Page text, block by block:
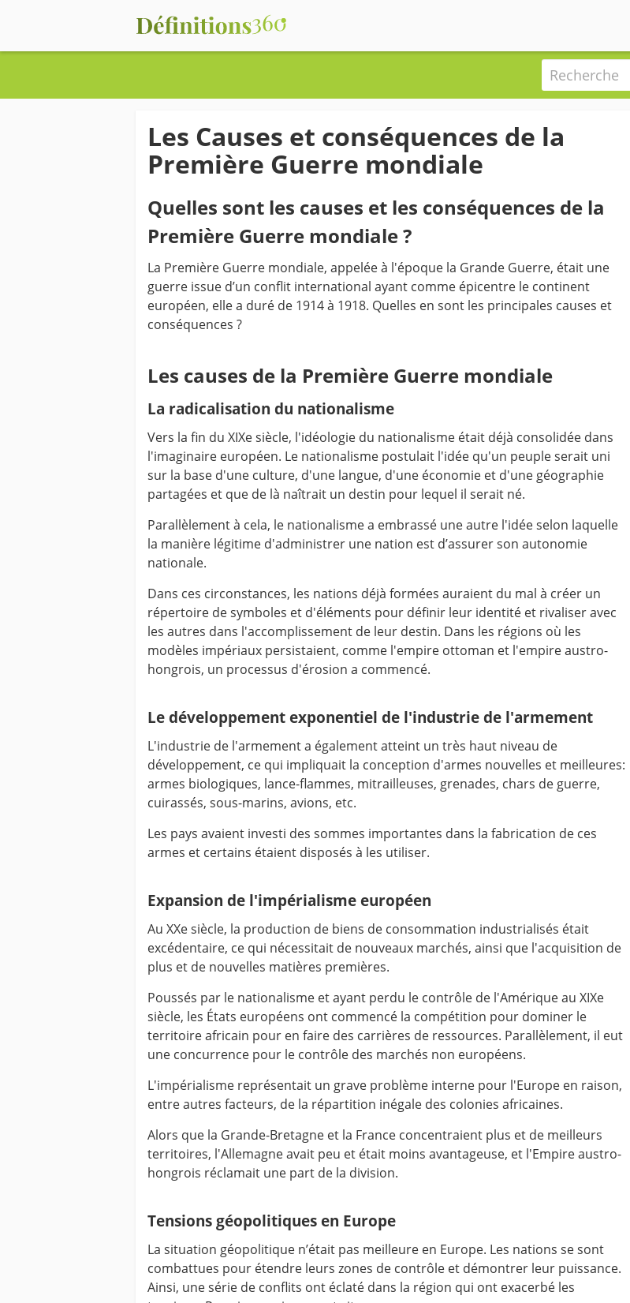
Recherche
Les Causes et conséquences de la
Première Guerre mondiale
Quelles sont les causes et les conséquences de la
Première Guerre mondiale ?
La Première Guerre mondiale, appelée à l'époque la Grande Guerre, était une
guerre issue d’un conflit international ayant comme épicentre le continent
européen, elle a duré de 1914 à 1918. Quelles en sont les principales causes et
conséquences ?
Les causes de la Première Guerre mondiale
La radicalisation du nationalisme
Vers la fin du XIXe siècle, l'idéologie du nationalisme était déjà consolidée dans
l'imaginaire européen. Le nationalisme postulait l'idée qu'un peuple serait uni
sur la base d'une culture, d'une langue, d'une économie et d'une géographie
partagées et que de là naîtrait un destin pour lequel il serait né.
Parallèlement à cela, le nationalisme a embrassé une autre l'idée selon laquelle
la manière légitime d'administrer une nation est d’assurer son autonomie
nationale.
Dans ces circonstances, les nations déjà formées auraient du mal à créer un
répertoire de symboles et d'éléments pour définir leur identité et rivaliser avec
les autres dans l'accomplissement de leur destin. Dans les régions où les
modèles impériaux persistaient, comme l'empire ottoman et l'empire austro-
hongrois, un processus d'érosion a commencé.
Le développement exponentiel de l'industrie de l'armement
L'industrie de l'armement a également atteint un très haut niveau de
développement, ce qui impliquait la conception d'armes nouvelles et meilleures:
armes biologiques, lance-flammes, mitrailleuses, grenades, chars de guerre,
cuirassés, sous-marins, avions, etc.
Les pays avaient investi des sommes importantes dans la fabrication de ces
armes et certains étaient disposés à les utiliser.
Expansion de l'impérialisme européen
Au XXe siècle, la production de biens de consommation industrialisés était
excédentaire, ce qui nécessitait de nouveaux marchés, ainsi que l'acquisition de
plus et de nouvelles matières premières.
Poussés par le nationalisme et ayant perdu le contrôle de l'Amérique au XIXe
siècle, les États européens ont commencé la compétition pour dominer le
territoire africain pour en faire des carrières de ressources. Parallèlement, il eut
une concurrence pour le contrôle des marchés non européens.
L'impérialisme représentait un grave problème interne pour l'Europe en raison,
entre autres facteurs, de la répartition inégale des colonies africaines.
Alors que la Grande-Bretagne et la France concentraient plus et de meilleurs
territoires, l'Allemagne avait peu et était moins avantageuse, et l'Empire austro-
hongrois réclamait une part de la division.
Tensions géopolitiques en Europe
La situation géopolitique n’était pas meilleure en Europe. Les nations se sont
combattues pour étendre leurs zones de contrôle et démontrer leur puissance.
Ainsi, une série de conflits ont éclaté dans la région qui ont exacerbé les